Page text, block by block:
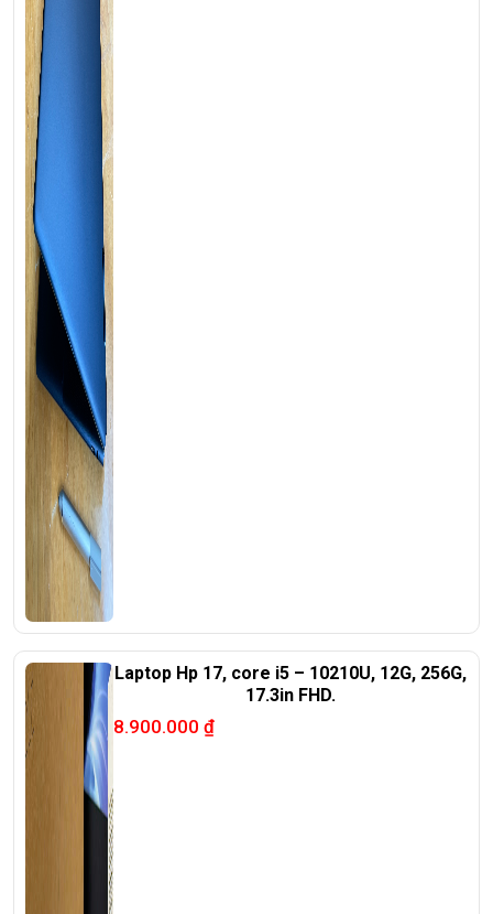
Laptop Hp 17, core i5 – 10210U, 12G, 256G,
17.3in FHD.
8.900.000 ₫